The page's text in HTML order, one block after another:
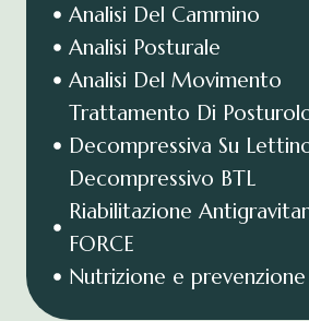
Analisi Del Cammino
Analisi Posturale
Analisi Del Movimento
Trattamento Di
Decompressiva Su
Decompressivo BTL
Riabilitazione
FORCE
Nutrizione e prevenzione